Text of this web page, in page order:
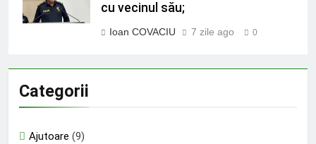
cu vecinul său;
Ioan COVACIU 7 zile ago 0
Categorii
Ajutoare (9)